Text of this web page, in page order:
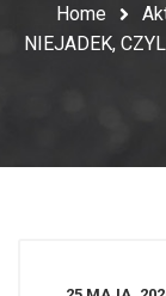
Home
NIEJADEK,